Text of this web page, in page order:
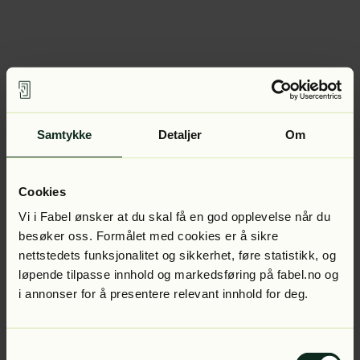
Samtykke Detaljer Om
Cookies
Vi i Fabel ønsker at du skal få en god opplevelse når du
besøker oss. Formålet med cookies er å sikre
nettstedets funksjonalitet og sikkerhet, føre statistikk, og
løpende tilpasse innhold og markedsføring på fabel.no og
i annonser for å presentere relevant innhold for deg.